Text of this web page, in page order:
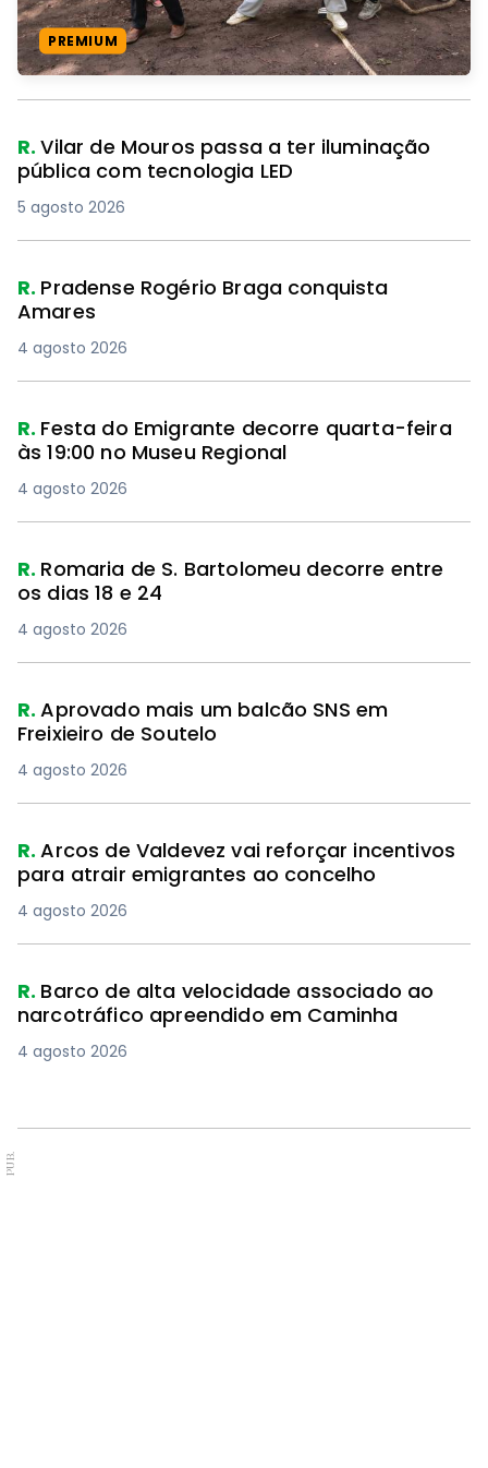
PREMIUM
R.Vilar de Mouros passa a ter iluminação
pública com tecnologia LED
5 agosto 2026
R. Pradense Rogério Braga conquista
Amares
4 agosto 2026
R. Festa do Emigrante decorre quarta-feira
às 19:00 no Museu Regional
4 agosto 2026
R. Romaria de S. Bartolomeu decorre entre
os dias 18 e 24
4 agosto 2026
R.Aprovado mais um balcão SNS em
Freixieiro de Soutelo
4 agosto 2026
R.Arcos de Valdevez vai reforçar incentivos
para atrair emigrantes ao concelho
4 agosto 2026
R. Barco de alta velocidade associado ao
narcotráfico apreendido em Caminha
4 agosto 2026
PUB.